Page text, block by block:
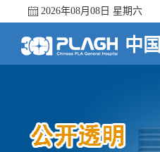
2026年08月08日 星期六
中